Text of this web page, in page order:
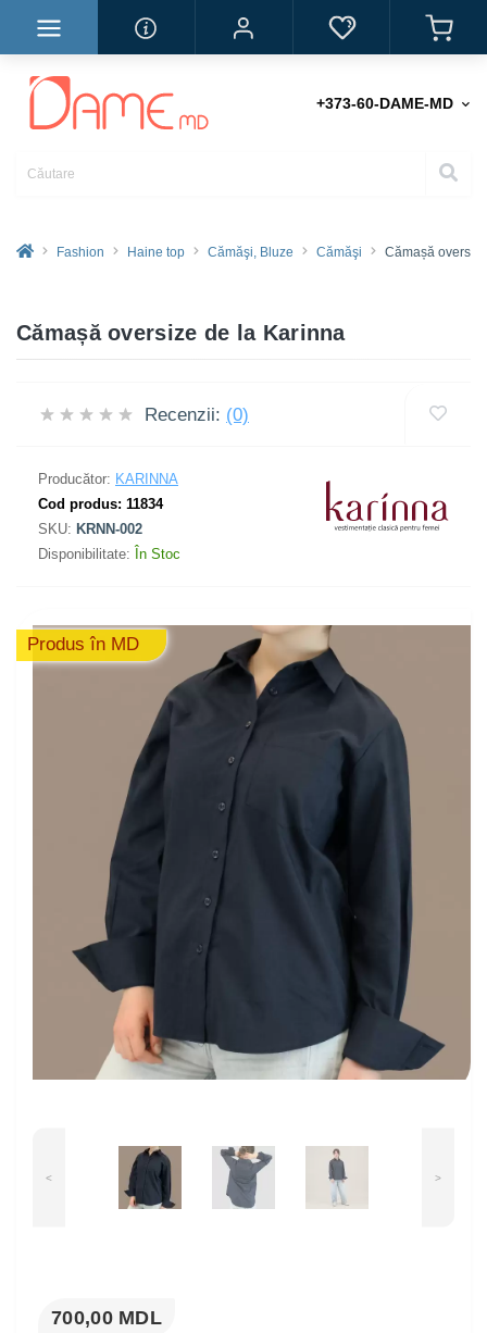
+373-60-DAME-MD
Fashion Haine top Cămăşi, Bluze Cămăşi Cămașă oversize
Cămașă oversize de la Karinna
Recenzii: (0)
Producător: KARINNA
Cod produs: 11834
SKU: KRNN-002
Disponibilitate: În Stoc
Produs în MD
< >
700,00 MDL